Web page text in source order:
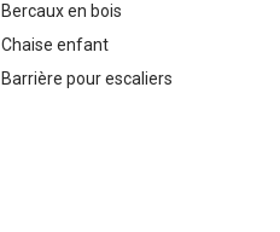
Bercaux en bois
Chaise enfant
Barrière pour escaliers